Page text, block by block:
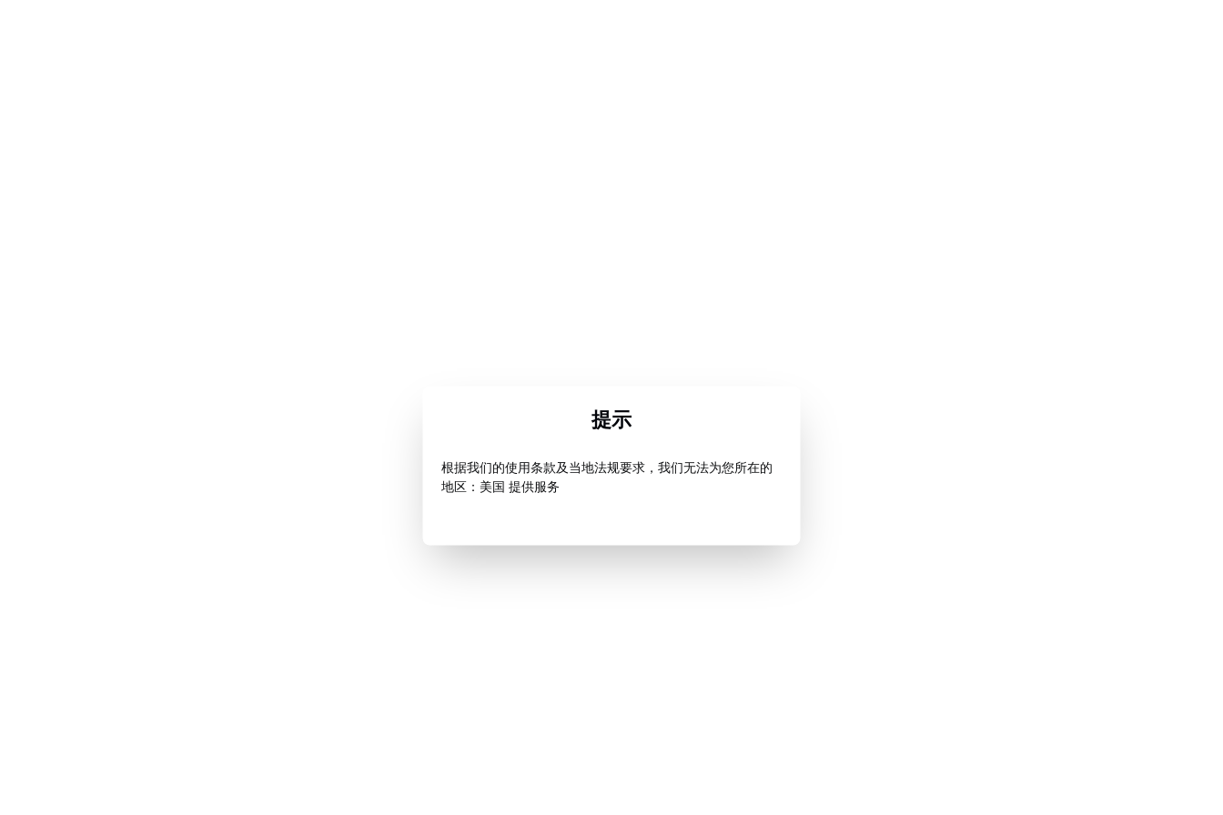
提示
根据我们的使用条款及当地法规要求，我们无法为您所在的
地区：美国 提供服务